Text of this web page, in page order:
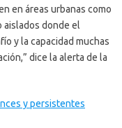
en áreas urbanas como
aislados donde el
y la capacidad muchas
dice la alerta de la
y persistentes